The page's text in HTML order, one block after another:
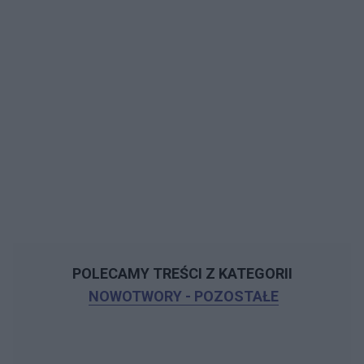
POLECAMY TREŚCI Z KATEGORII
NOWOTWORY - POZOSTAŁE